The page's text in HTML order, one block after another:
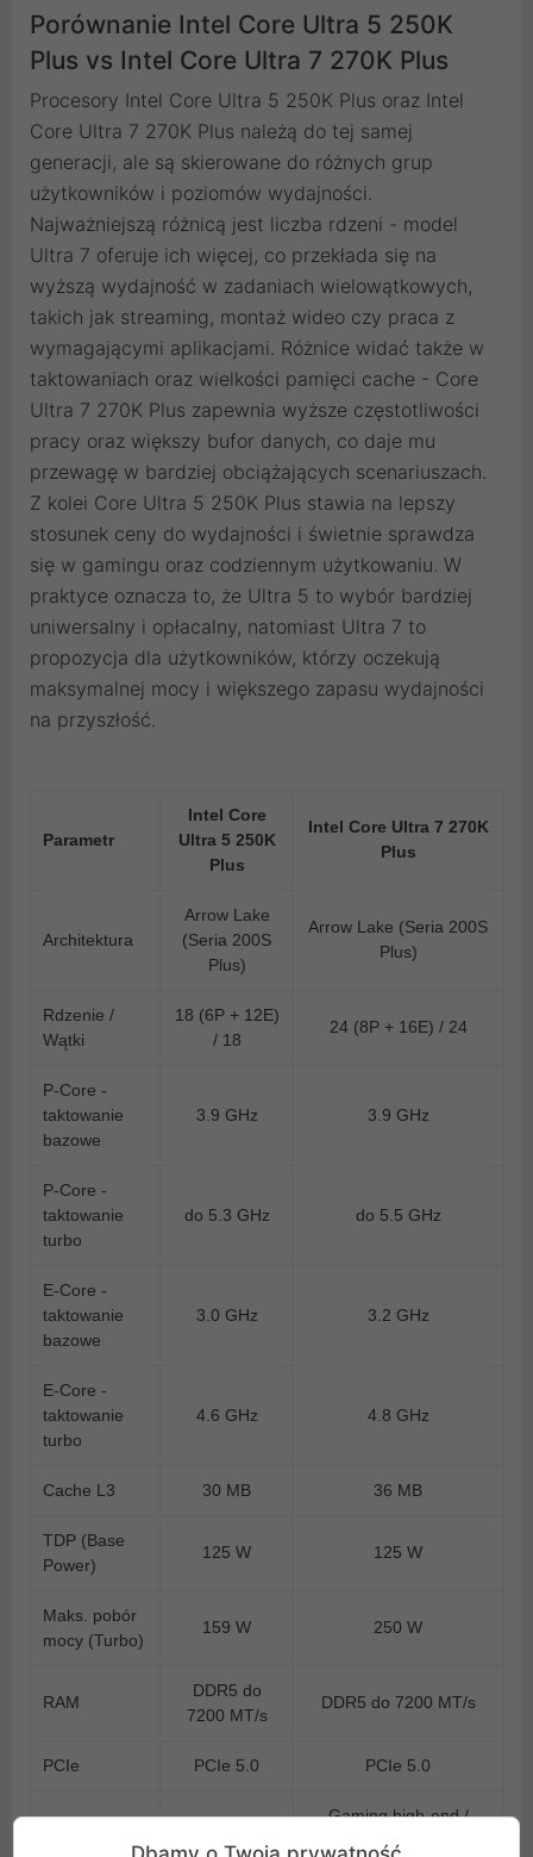
Porównanie Intel Core Ultra 5 250K
Plus vs Intel Core Ultra 7 270K Plus
Procesory Intel Core Ultra 5 250K Plus oraz Intel
Core Ultra 7 270K Plus należą do tej samej
generacji, ale są skierowane do różnych grup
użytkowników i poziomów wydajności.
Najważniejszą różnicą jest liczba rdzeni - model
Ultra 7 oferuje ich więcej, co przekłada się na
wyższą wydajność w zadaniach wielowątkowych,
takich jak streaming, montaż wideo czy praca z
wymagającymi aplikacjami. Różnice widać także w
taktowaniach oraz wielkości pamięci cache - Core
Ultra 7 270K Plus zapewnia wyższe częstotliwości
pracy oraz większy bufor danych, co daje mu
przewagę w bardziej obciążających scenariuszach.
Z kolei Core Ultra 5 250K Plus stawia na lepszy
stosunek ceny do wydajności i świetnie sprawdza
się w gamingu oraz codziennym użytkowaniu. W
praktyce oznacza to, że Ultra 5 to wybór bardziej
uniwersalny i opłacalny, natomiast Ultra 7 to
propozycja dla użytkowników, którzy oczekują
maksymalnej mocy i większego zapasu wydajności
na przyszłość.
Parametr
Intel Core
Ultra 5 250K
Plus
Intel Core Ultra 7 270K
Plus
Architektura
Arrow Lake
(Seria 200S
Plus)
Arrow Lake (Seria 200S
Plus)
Rdzenie /
Wątki
18 (6P + 12E)
/ 18
24 (8P + 16E) / 24
P-Core -
taktowanie
bazowe
3.9 GHz 3.9 GHz
P-Core -
taktowanie
turbo
do 5.3 GHz do 5.5 GHz
E-Core -
taktowanie
bazowe
3.0 GHz 3.2 GHz
E-Core -
taktowanie
turbo
4.6 GHz 4.8 GHz
Cache L3 30 MB 36 MB
TDP (Base
Power)
125 W 125 W
Maks. pobór
mocy (Turbo)
159 W 250 W
RAM
DDR5 do
7200 MT/s
DDR5 do 7200 MT/s
PCIe PCIe 5.0 PCIe 5.0
domowy
Gaming high-end /
streaming / praca